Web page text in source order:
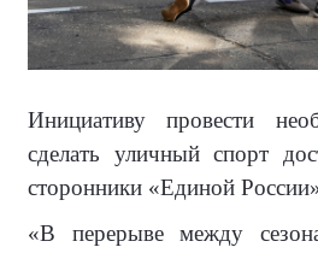
Инициативу провести
сделать уличный спорт
сторонники «Единой
«В перерыве между